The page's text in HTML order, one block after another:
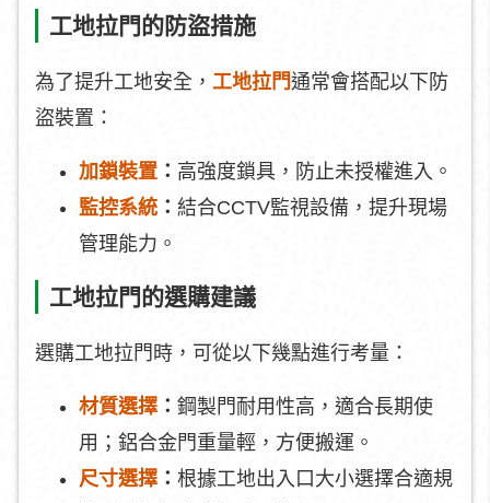
工地拉門的防盜措施
為了提升工地安全， 工地拉門通常會搭配以下防
盜裝置：
加鎖裝置 ： 高強度鎖具，防止未授權進入。
監控系統 ： 結合CCTV監視設備，提升現場
管理能力。
工地拉門的選購建議
選購工地拉門時，可從以下幾點進行考量：
材質選擇 ： 鋼製門耐用性高，適合長期使
用；鋁合金門重量輕，方便搬運。
尺寸選擇 ： 根據工地出入口大小選擇合適規